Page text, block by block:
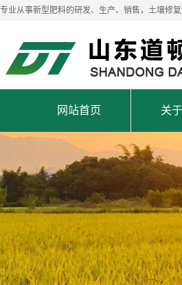
专业从事新型肥料的研发、生产、销售，土壤修复
网站首页 关